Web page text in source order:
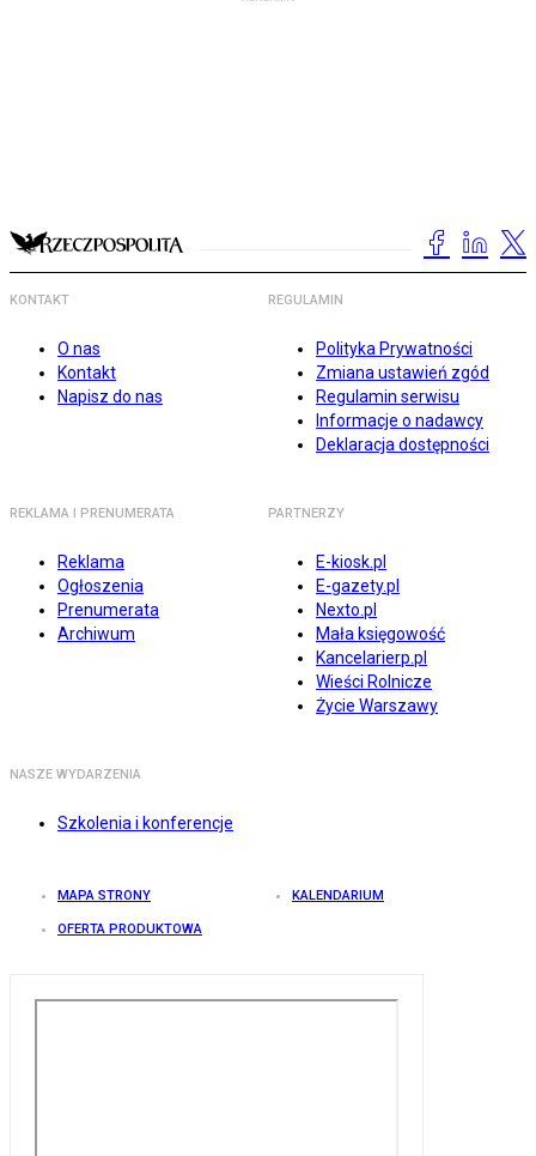
KONTAKT
O nas
Kontakt
Napisz do nas
REGULAMIN
Polityka Prywatności
Zmiana ustawień zgód
Regulamin serwisu
Informacje o nadawcy
Deklaracja dostępności
REKLAMA I PRENUMERATA
Reklama
Ogłoszenia
Prenumerata
Archiwum
PARTNERZY
E-kiosk.pl
E-gazety.pl
Nexto.pl
Mała księgowość
Kancelarierp.pl
Wieści Rolnicze
Życie Warszawy
NASZE WYDARZENIA
Szkolenia i konferencje
MAPA STRONY KALENDARIUM
OFERTA PRODUKTOWA